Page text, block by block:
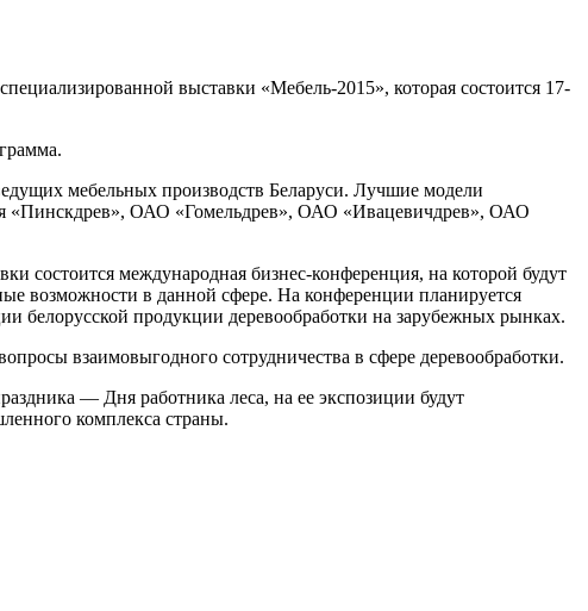
выставки «Мебель-2015», которая состоится 17-
мебельных производств Беларуси. Лучшие модели
«Пинскдрев», ОАО «Гомельдрев», ОАО «Ивацевичдрев», ОАО
международная бизнес-конференция, на которой будут
возможности в данной сфере. На конференции планируется
белорусской продукции деревообработки на зарубежных рынках.
взаимовыгодного сотрудничества в сфере деревообработки.
— Дня работника леса, на ее экспозиции будут
комплекса страны.